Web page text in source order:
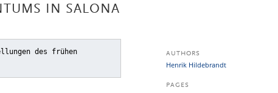
IN SALONA
des frühen
AUTHORS
Henrik Hildebrandt
PAGES